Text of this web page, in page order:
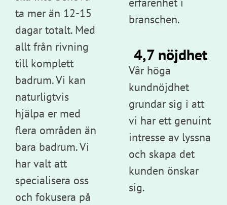
ta mer än 12-15
dagar totalt. Med
allt från rivning
till komplett
badrum. Vi kan
naturligtvis
hjälpa er med
flera områden än
bara badrum. Vi
har valt att
specialisera oss
och fokusera på
branschen.
4,7 nöjdhet
Vår höga
kundnöjdhet
grundar sig i att
vi har ett genuint
intresse av lyssna
och skapa det
kunden önskar
sig.